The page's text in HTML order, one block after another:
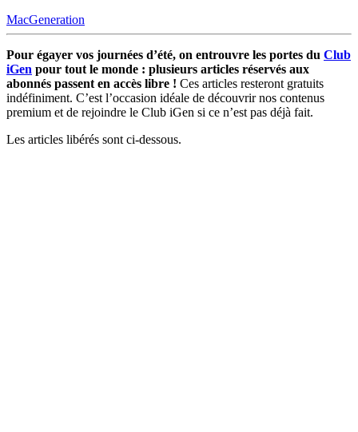
MacGeneration
Pour égayer vos journées d’été, on entrouvre les portes du Club
iGen pour tout le monde : plusieurs articles réservés aux
abonnés passent en accès libre ! Ces articles resteront gratuits
indéfiniment. C’est l’occasion idéale de découvrir nos contenus
premium et de rejoindre le Club iGen si ce n’est pas déjà fait.
Les articles libérés sont ci-dessous.